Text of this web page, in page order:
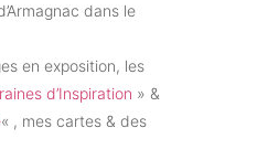
dans le
en exposition, les
d’Inspiration » &
« , mes cartes & des